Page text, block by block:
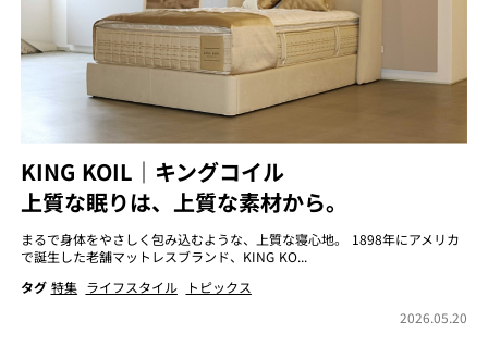
KING KOIL｜キングコイル
上質な眠りは、上質な素材から。
まるで身体をやさしく包み込むような、上質な寝心地。 1898年にアメリカ
で誕生した老舗マットレスブランド、KING KO...
タグ 特集 ライフスタイル
トピックス
2026.05.20